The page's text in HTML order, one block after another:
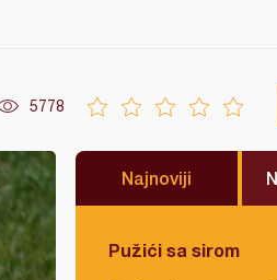
5778
Najnoviji
Pužići sa sirom